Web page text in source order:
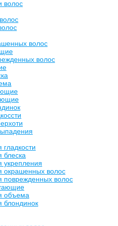
волос
волос
волос
блеска
укрепления
окрашенных волос
поврежденных волос
объема
блондинок